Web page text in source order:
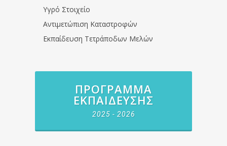
Υγρό Στοιχείο
Αντιμετώπιση Καταστροφών
Εκπαίδευση Τετράποδων Μελών
ΠΡΌΓΡΑΜΜΑ
ΕΚΠΑΊΔΕΥΣΗΣ
2025 - 2026